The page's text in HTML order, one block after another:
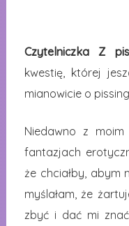
Czytelniczka Z
kwestię, której
mianowicie o
Niedawno z moim
fantazjach
że chciałby, abym
myślałam, że
zbyć i dać mi